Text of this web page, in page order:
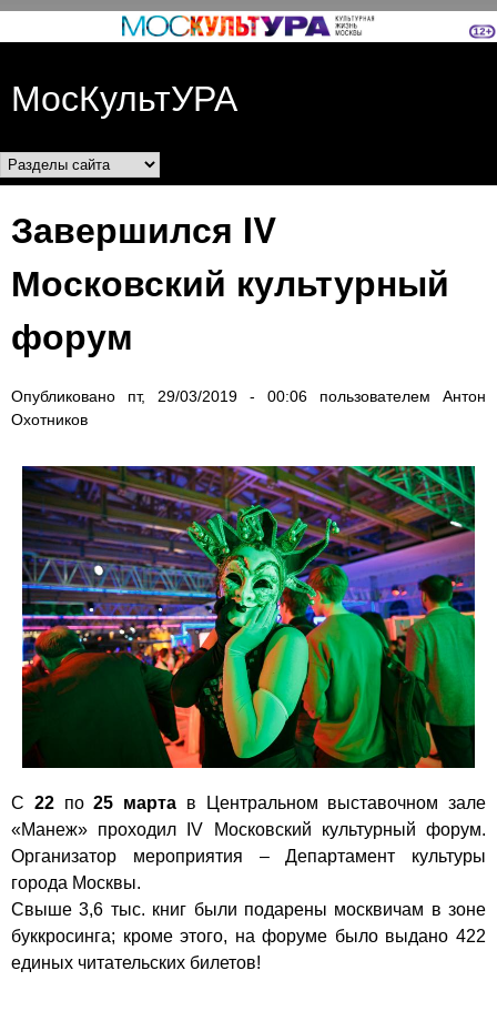
Перейти к основному
МосКультУРА
Разделы сайта
Завершился IV
Московский культурный
форум
Опубликовано пт, 29/03/2019 - 00:06 пользователем Антон
Охотников
С 22по25 марта в Центральном выставочном зале
«Манеж» проходил IV Московский культурный форум.
Организатор мероприятия – Департамент культуры
города Москвы.
Свыше 3,6 тыс. книг были подарены москвичам в зоне
буккросинга; кроме этого, на форуме было выдано 422
единых читательских билетов!